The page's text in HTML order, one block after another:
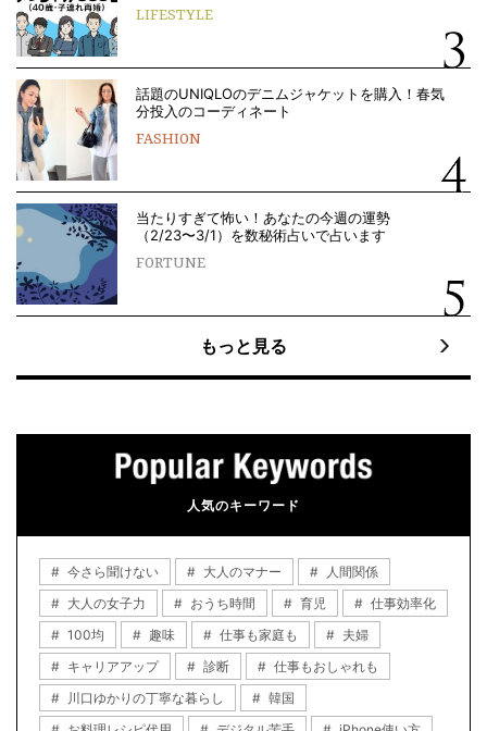
LIFESTYLE
話題のUNIQLOのデニムジャケットを購入！春気
分投入のコーディネート
FASHION
当たりすぎて怖い！あなたの今週の運勢
（2/23〜3/1）を数秘術占いで占います
FORTUNE
もっと見る
人気のキーワード
今さら聞けない 大人のマナー
人間関係
大人の女子力
おうち時間 育児
仕事効率化
100均
趣味 仕事も家庭も
夫婦
キャリアアップ
診断
仕事もおしゃれも
川口ゆかりの丁寧な暮らし
韓国